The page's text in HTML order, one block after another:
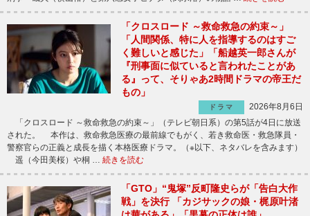
「クロスロード ～救命救急の約束～」
「人間関係、特に人を指導するのはすご
く難しいと感じた」「船越英一郎さんが
『刑事面に似ていると言われたことがあ
る』って、そりゃあ2時間ドラマの帝王だ
もの」
ドラマ
2026年8月6日
「クロスロード ～救命救急の約束～」（テレビ朝日系）の第5話が4日に放送
された。 本作は、救命救急医療の最前線でもがく、若き救命医・救急隊員・
警察官らの正義と成長を描く本格医療ドラマ。（※以下、ネタバレを含みます）
遥（今田美桜）や桐 … 続きを読む
「GTO」“鬼塚”反町隆史らが「告白大作
戦」を決行 「カジサックの娘・梶原叶渚